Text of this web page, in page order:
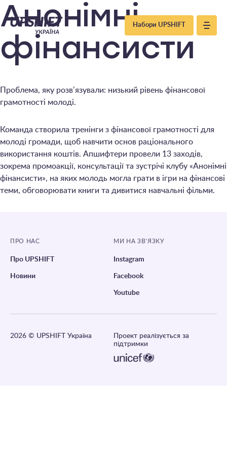
Upshift
–
Україна
Набори UPSHIFT
Анонімні
фінансисти
Проблема, яку розвʼязували: низький рівень фінансової
грамотності молоді.
Команда створила тренінги з фінансової грамотності для
молоді громади, щоб навчити основ раціонального
використання коштів. Апшифтери провели 13 заходів,
зокрема промоакції, консультації та зустрічі клубу «Анонімні
фінансисти», на яких молодь могла грати в ігри на фінансові
теми, обговорювати книги та дивитися навчальні фільми.
ПРО НАС
Про UPSHIFT
Новини
МИ НА ЗВ’ЯЗКУ
Instagram
Facebook
Youtube
2026 © UPSHIFT Україна
Проект реалізується за
підтримки